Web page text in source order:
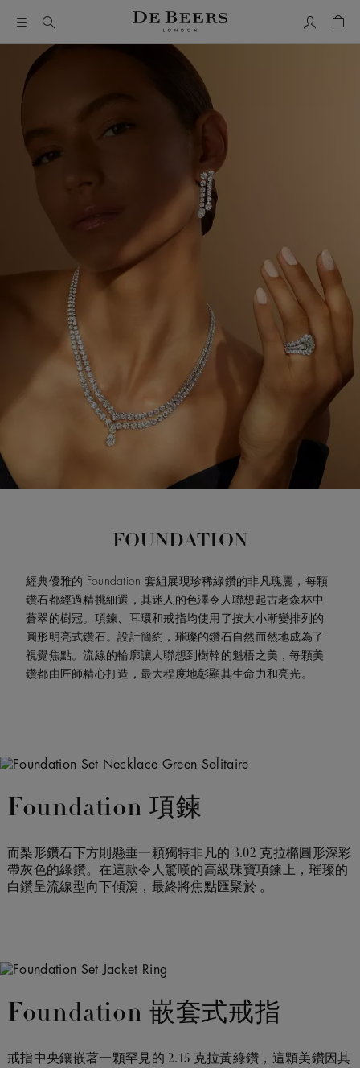
FOUNDATION
經典優雅的 Foundation 套組展現珍稀綠鑽的非凡瑰麗，每顆
鑽石都經過精挑細選，其迷人的色澤令人聯想起古老森林中
蒼翠的樹冠。項鍊、耳環和戒指均使用了按大小漸變排列的
圓形明亮式鑽石。設計簡約，璀璨的鑽石自然而然地成為了
視覺焦點。流線的輪廓讓人聯想到樹幹的魁梧之美，每顆美
鑽都由匠師精心打造，最大程度地彰顯其生命力和亮光。
Foundation 項鍊
而梨形鑽石下方則懸垂一顆獨特非凡的 3.02 克拉橢圓形深彩
帶灰色的綠鑽。在這款令人驚嘆的高級珠寶項鍊上，璀璨的
白鑽呈流線型向下傾瀉，最終將焦點匯聚於 。
Foundation 嵌套式戒指
戒指中央鑲嵌著一顆罕見的 2.15 克拉黃綠鑽，這顆美鑽因其